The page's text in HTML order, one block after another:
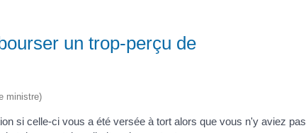
un trop-perçu de
ministre)
si celle-ci vous a été versée à tort alors que vous n'y aviez pas